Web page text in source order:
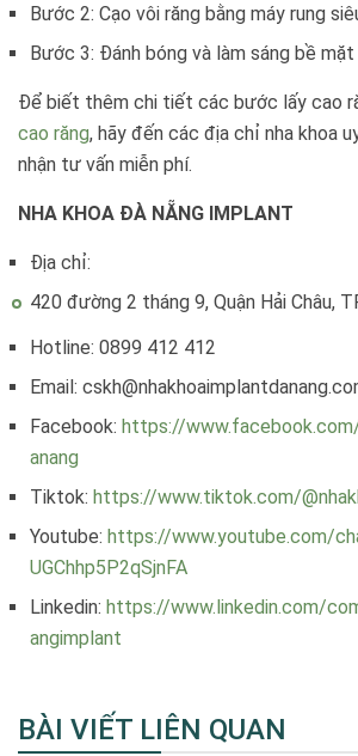
Bước 2: Cạo vôi răng bằng máy rung
Bước 3: Đánh bóng và làm sáng bề mặt
Để biết thêm chi tiết các bước lấy cao
cao răng, hãy đến các địa chỉ nha khoa
nhận tư vấn miễn phí.
NHA KHOA ĐÀ NẴNG IMPLANT
Địa chỉ:
420 đường 2 tháng 9, Quận Hải Châu,
Hotline: 0899 412 412
Email:
Facebook: https://
anang
Tiktok: https://www.tiktok.com/
Youtube: https://www.youtube.com/
UGChhp5P2qSjnFA
Linkedin: https://www.linkedin.com/
angimplant
BÀI VIẾT LIÊN QUAN